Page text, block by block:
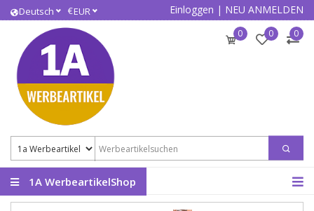
Deutsch €EUR Einloggen | NEU ANMELDEN
0 0 0
1A WerbeartikelShop